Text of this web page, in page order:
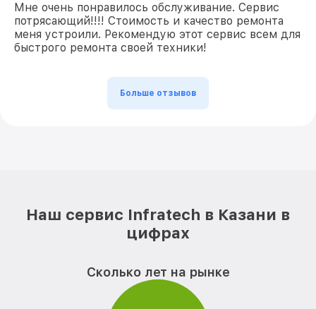
Мне очень понравилось обслуживание. Сервис
потрясающий!!!! Стоимость и качество ремонта
меня устроили. Рекомендую этот сервис всем для
быстрого ремонта своей техники!
Больше отзывов
Наш сервис Infratech в Казани в
цифрах
Сколько лет на рынке